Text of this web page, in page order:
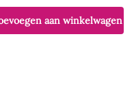
aan winkelwagen